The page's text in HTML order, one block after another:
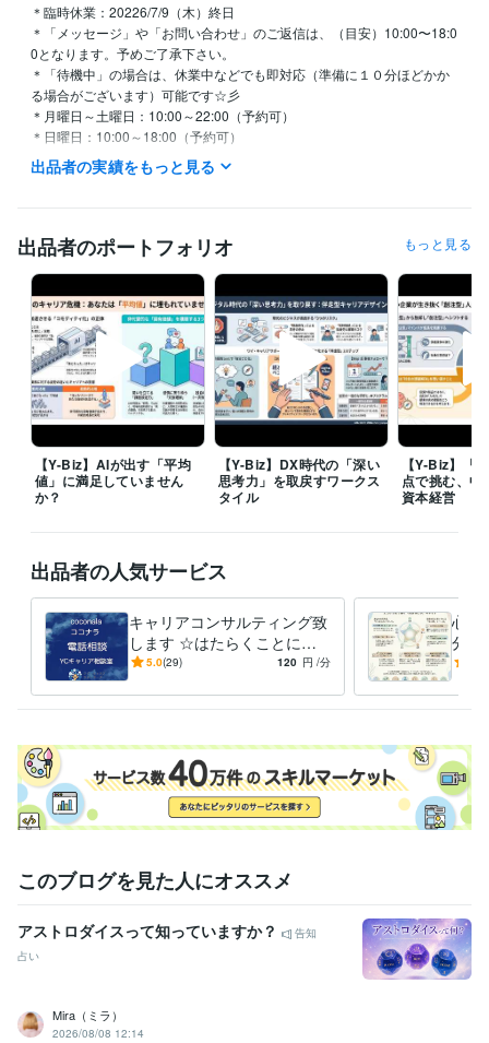
＊臨時休業：20226/7/9（木）終日
＊「メッセージ」や「お問い合わせ」のご返信は、（目安）10:00〜18:0
0となります。予めご了承下さい。
＊「待機中」の場合は、休業中などでも即対応（準備に１０分ほどかか
る場合がございます）可能です☆彡
＊月曜日～土曜日：10:00～22:00（予約可）
＊日曜日：10:00～18:00（予約可）
＊学会・セミナー講演などで臨時休業することがございます。
エンジニア / 情報システム・社内SE 経験年数 : 5年
数 : 10年
コンサルタント / 経営コンサルタント 経験年数 : 25年
経営・マネジメント / 経営企画・経営戦略 経験年数 : 15年
研究・開発・設計 / 電気・電子制御設計 経験年数 : 5年
職歴
株式会社ナムコ 1980年6月 ~ 1985年2月 1985年3月 ~ 1988年2月
1988年3月 ~ 1990年2月 1990年3月 ~ 1991年2月 1991年3月 ~ 2
005年2月 2005年3月 ~ 2008年2月
株式会社バンダイナムコホールディングス 2008年3月 ~ 2014年2月
ワイ・キャリアサポーターズ 2014年3月 ~ 現在
資格・検定
キャリアコンサルタント
年
昇降機検査資格者
プログラミング言語・フレームワーク
C:5年 C++:5年 HTML:20年Java:10年 JavaScript:10年
PHP:5年
PL/SQL:3年SQL:3年
ビジネス・クリエイティブツール
Google スプレッドシート:5年
Google ドキュメント:5年Numbers:10年Pages:10年
PowerPoint:10年
Word:10年STORES:1年弥生会計:1年
Google Analytics:5年Microsoft Project:4年ChatGPT:2年Bard:1年
その他ツール
ジョブカード:7年
キャリアカウンセリング・コンサルティ
悩み 仕事 ビジネス
出品者の実績をもっと見る
出品者のポートフォリオ もっと見る
【Y-Biz】AIが出す「平均
値」に満足していません
か？
【Y-Biz】DX時代の「深い
思考力」を取戻すワークス
タイル
【Y-Biz】「
点で挑む、中
資本経営
出品者の人気サービス
キャリアコンサルティング致
します ☆はたらくことにつ
いての相談相手☆
5.0(29) 120 円 /分
心の
分を
変え
このブログを見た人にオススメ
アストロダイスって知っていますか？
告知
占い
Mira（ミラ）
2026/08/08 12:14